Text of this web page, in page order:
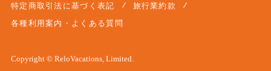
特定商取引法に基づく表記
旅行業約款
各種利用案内・よくある質問
Copyright © ReloVacations, Limited.